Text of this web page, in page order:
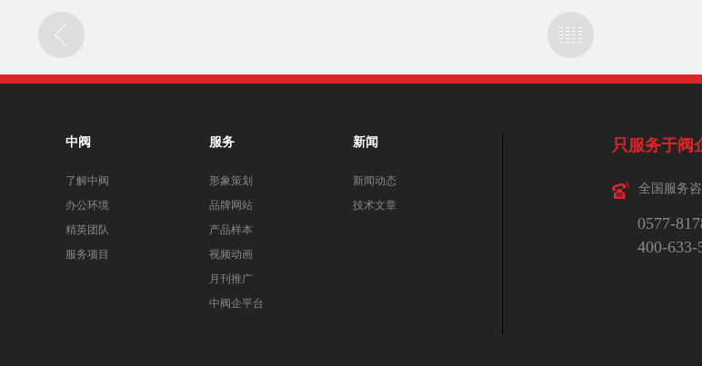
中阀
了解中阀
办公环境
精英团队
服务项目
服务
形象策划
品牌网站
产品样本
视频动画
月刊推广
中阀企平台
新闻
新闻动态
技术文章
只服务于阀
全国服务
0577-
400-633-